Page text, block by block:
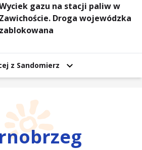
gazu na stacji paliw w
Zawichoście. Droga wojewódzka
zablokowana
z Sandomierz